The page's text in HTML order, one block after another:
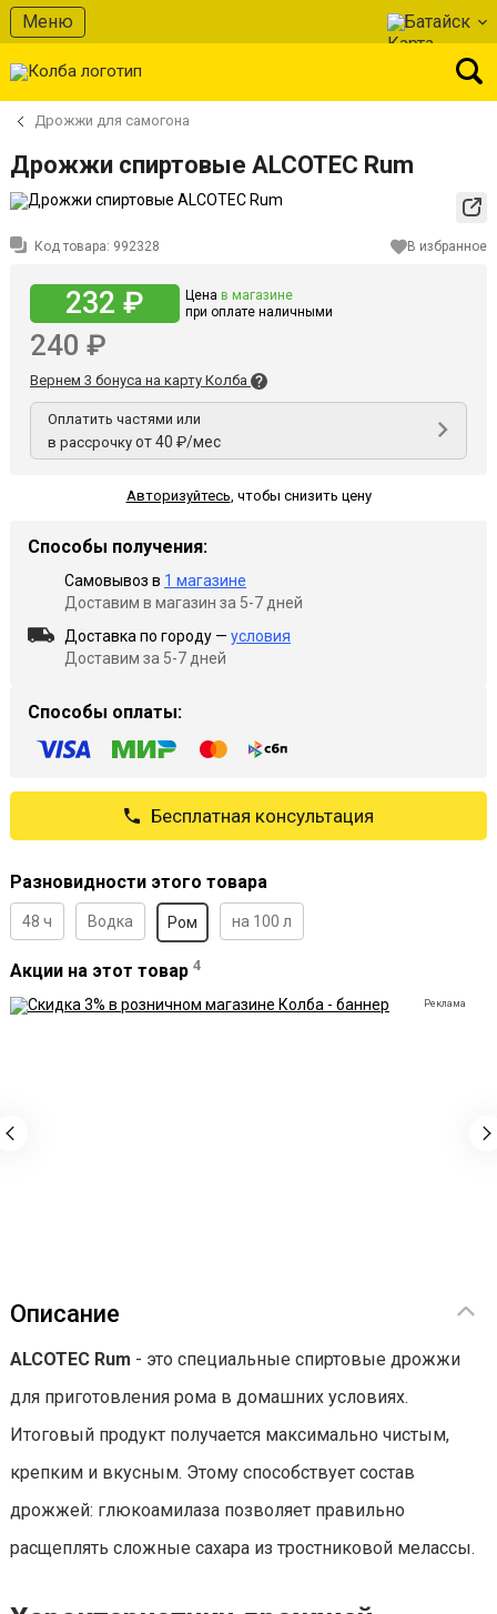
Меню Батайск
Дрожжи для самогона
Дрожжи спиртовые ALCOTEC Rum
Код товара: 992328 В избранное
232 ₽ Цена в магазине
при оплате наличными
240 ₽
Вернем 3 бонуса на карту Колба
Оплатить частями или
в рассрочку от 40 ₽/мес
Авторизуйтесь, чтобы снизить цену
Способы получения:
Самовывоз в 1 магазине
Доставим в магазин за 5-7 дней
Доставка по городу — условия
Доставим за 5-7 дней
Способы оплаты:
Бесплатная консультация
Разновидности этого товара
48 ч Водка Ром на 100 л
Акции на этот товар 4
Реклама
Описание
ALCOTEC Rum - это специальные спиртовые дрожжи
для приготовления рома в домашних условиях.
Итоговый продукт получается максимально чистым,
крепким и вкусным. Этому способствует состав
дрожжей: глюкоамилаза позволяет правильно
расщеплять сложные сахара из тростниковой мелассы.